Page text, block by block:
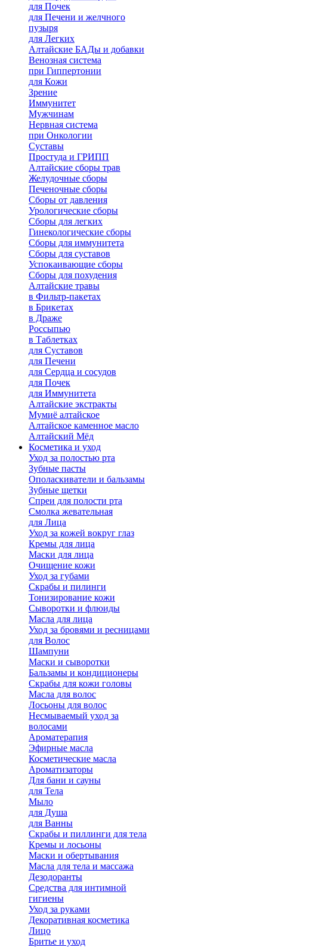
для Почек
для Печени и желчного
пузыря
для Легких
Алтайские БАДы и добавки
Венозная система
при Гиппертонии
для Кожи
Зрение
Иммунитет
Мужчинам
Нервная система
при Онкологии
Суставы
Простуда и ГРИПП
Алтайские сборы трав
Желудочные сборы
Печеночные сборы
Сборы от давления
Урологические сборы
Сборы для легких
Гинекологические сборы
Сборы для иммунитета
Сборы для суставов
Успокаивающие сборы
Сборы для похудения
Алтайские травы
в Фильтр-пакетах
в Брикетах
в Драже
Россыпью
в Таблетках
для Cуставов
для Печени
для Сердца и сосудов
для Почек
для Иммунитета
Алтайские экстракты
Мумиё алтайское
Алтайское каменное масло
Алтайский Мёд
Косметика и уход
Уход за полостью рта
Зубные пасты
Ополаскиватели и бальзамы
Зубные щетки
Спреи для полости рта
Смолка жевательная
для Лица
Уход за кожей вокруг глаз
Кремы для лица
Маски для лица
Очищение кожи
Уход за губами
Скрабы и пилинги
Тонизирование кожи
Сыворотки и флюиды
Масла для лица
Уход за бровями и ресницами
для Волос
Шампуни
Маски и сыворотки
Бальзамы и кондиционеры
Скрабы для кожи головы
Масла для волос
Лосьоны для волос
Несмываемый уход за
волосами
Ароматерапия
Эфирные масла
Косметические масла
Ароматизаторы
Для бани и сауны
для Тела
Мыло
для Душа
для Ванны
Скрабы и пиллинги для тела
Кремы и лосьоны
Маски и обертывания
Масла для тела и массажа
Дезодоранты
Средства для интимной
гигиены
Уход за руками
Декоративная косметика
Лицо
Бритье и уход